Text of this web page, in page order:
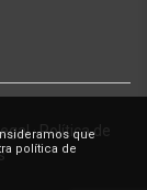
que
política de
·Política de